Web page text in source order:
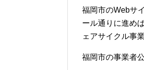
福岡市のWebサ
ール通りに進め
ェアサイクル事
福岡市の事業者